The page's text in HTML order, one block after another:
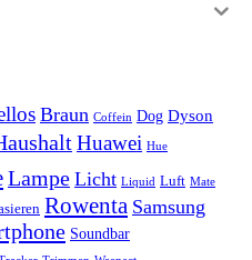
Braun Coffein Dog Dyson
Huawei Hue
Lampe Licht Liquid Luft Mate
Rowenta Samsung
Soundbar